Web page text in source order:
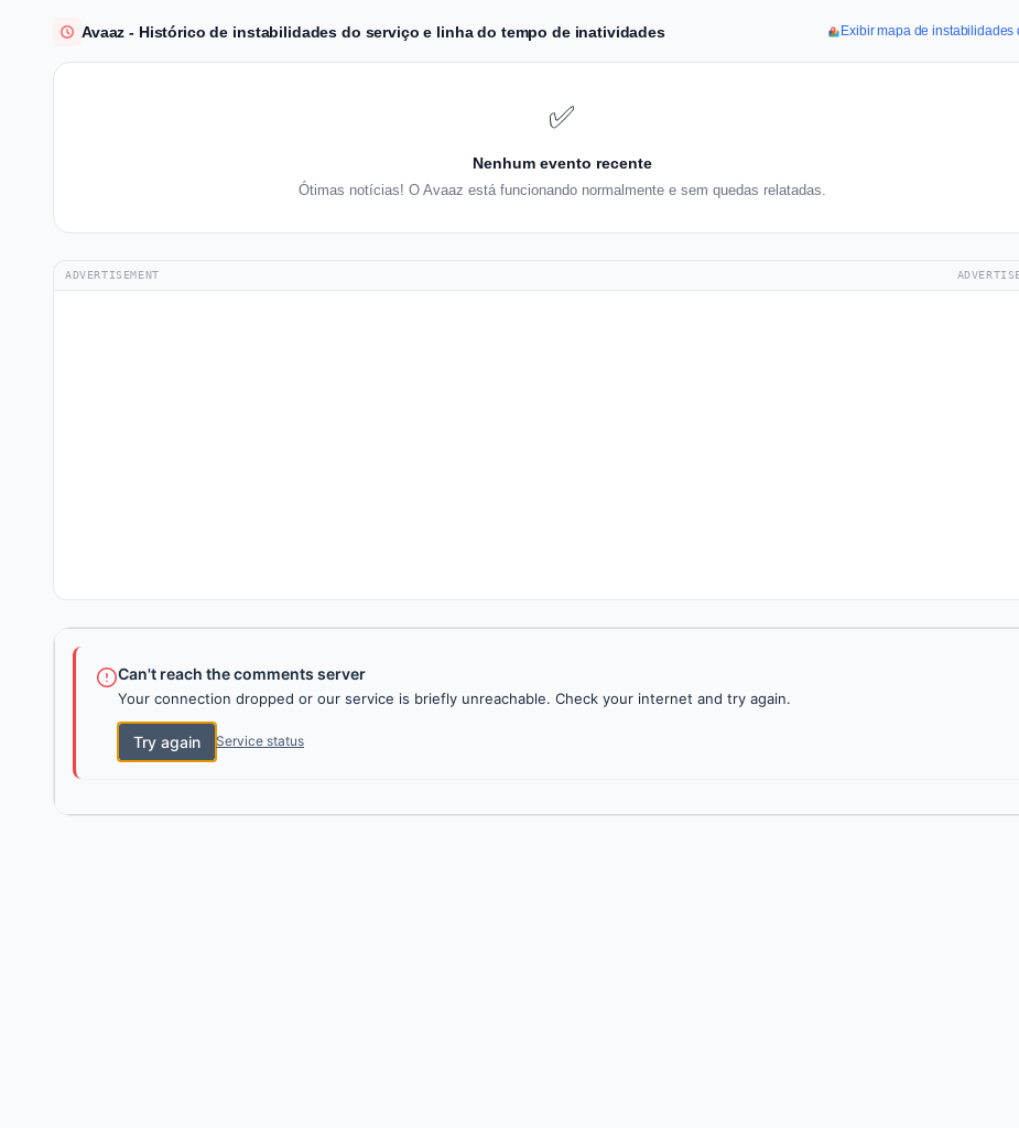
Avaaz - Histórico de instabilidades do serviço e linha do tempo de inatividades Exibir mapa de instabilidades
✅
Nenhum evento recente
Ótimas notícias! O Avaaz está funcionando normalmente e sem quedas relatadas.
ADVERTISEMENT
Can't reach the comments server
Your connection dropped or our service is briefly unreachable. Check your internet and try again.
Try again Service status